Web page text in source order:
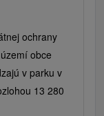
ochrany
obce
v parku v
13 280